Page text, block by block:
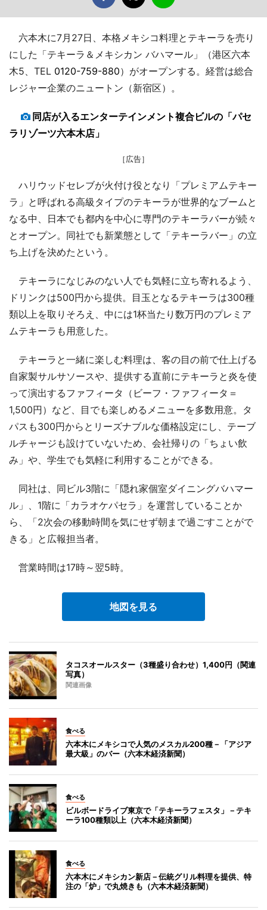
六本木に7月27日、本格メキシコ料理とテキーラを売り
にした「テキーラ＆メキシカン バハマール」（港区六本
木5、TEL 0120-759-880）がオープンする。経営は総合
レジャー企業のニュートン（新宿区）。
同店が入るエンターテインメント複合ビルの「パセ
ラリゾーツ六本木店」
［広告］
ハリウッドセレブが火付け役となり「プレミアムテキー
ラ」と呼ばれる高級タイプのテキーラが世界的なブームと
なる中、日本でも都内を中心に専門のテキーラバーが続々
とオープン。同社でも新業態として「テキーラバー」の立
ち上げを決めたという。
テキーラになじみのない人でも気軽に立ち寄れるよう、
ドリンクは500円から提供。目玉となるテキーラは300種
類以上を取りそろえ、中には1杯当たり数万円のプレミア
ムテキーラも用意した。
テキーラと一緒に楽しむ料理は、客の目の前で仕上げる
自家製サルサソースや、提供する直前にテキーラと炎を使
って演出するファフィータ（ビーフ・ファフィータ＝
1,500円）など、目でも楽しめるメニューを多数用意。タ
パスも300円からとリーズナブルな価格設定にし、テーブ
ルチャージも設けていないため、会社帰りの「ちょい飲
み」や、学生でも気軽に利用することができる。
同社は、同ビル3階に「隠れ家個室ダイニングバハマー
ル」、1階に「カラオケパセラ」を運営していることか
ら、「2次会の移動時間を気にせず朝まで過ごすことがで
きる」と広報担当者。
営業時間は17時～翌5時。
地図を見る
タコスオールスター（3種盛り合わせ）1,400円（関連
写真）
関連画像
食べる
六本木にメキシコで人気のメスカル200種－「アジア
最大級」のバー（六本木経済新聞）
食べる
ビルボードライブ東京で「テキーラフェスタ」－テキ
ーラ100種類以上（六本木経済新聞）
食べる
六本木にメキシカン新店－伝統グリル料理を提供、特
注の「炉」で丸焼きも（六本木経済新聞）